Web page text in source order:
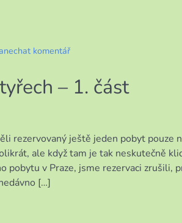
komentář
část
– 1. část
rezervovaný ještě jeden pobyt pouze
ale když tam je tak neskutečně
pobytu v Praze, jsme rezervaci zrušili,
[…]